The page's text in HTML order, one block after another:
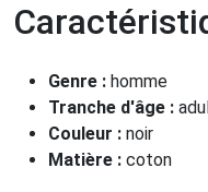
Genre : homme
Tranche d'âge :
Couleur : noir
Matière : coton